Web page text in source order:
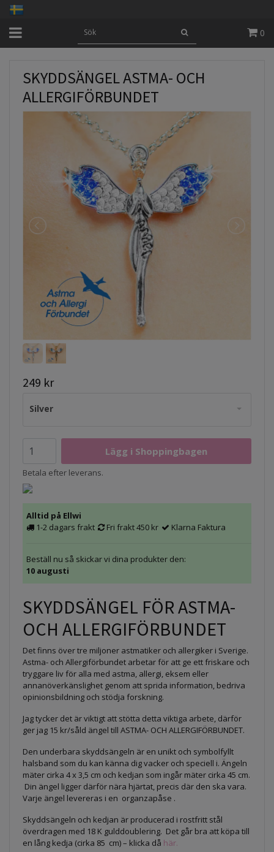
0
SKYDDSÄNGEL ASTMA- OCH
ALLERGIFÖRBUNDET
249 kr
Silver
Betala efter leverans.
Alltid på Ellwi
1-2 dagars frakt
Fri frakt 450 kr Klarna Faktura
Beställ nu så skickar vi dina produkter den:
10 augusti
SKYDDSÄNGEL FÖR ASTMA-
OCH ALLERGIFÖRBUNDET
Det finns över tre miljoner astmatiker och allergiker i Sverige.
Astma- och Allergiförbundet arbetar för att ge ett friskare och
tryggare liv för alla med astma, allergi, eksem eller
annanöverkänslighet genom att sprida information, bedriva
opinionsbildning och stödja forskning.
Jag tycker det är viktigt att stötta detta viktiga arbete, därför
ger jag 15 kr/såld ängel till ASTMA- OCH ALLERGIFÖRBUNDET.
Den underbara skyddsängeln är en unikt och symbolfyllt
halsband som du kan känna dig vacker och speciell i. Ängeln
mäter cirka 4 x 3,5 cm och kedjan som ingår mäter cirka 45 cm.
Din ängel ligger därför nära hjärtat, precis där den ska vara.
Varje ängel levereras i en organzapåse .
Skyddsängeln och kedjan är producerad i rostfritt stål
överdragen med 18 K gulddoublering. Det går bra att köpa till
en lång kedja (cirka 85 cm) – klicka då här.